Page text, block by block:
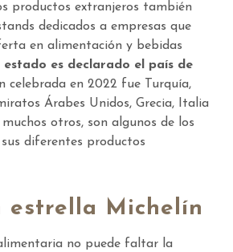
productos extranjeros también
dedicados a empresas que
en alimentación y bebidas
estado es declarado el país de
celebrada en 2022 fue Turquía,
Árabes Unidos, Grecia, Italia
otros, son algunos de los
diferentes productos
estrella Michelín
no puede faltar la